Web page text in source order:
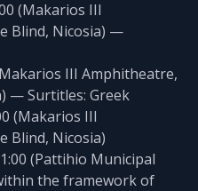
(Makarios III
Blind, Nicosia) —
III Amphitheatre,
— Surtitles: Greek
(Makarios III
Blind, Nicosia)
(Pattihio Municipal
the framework of